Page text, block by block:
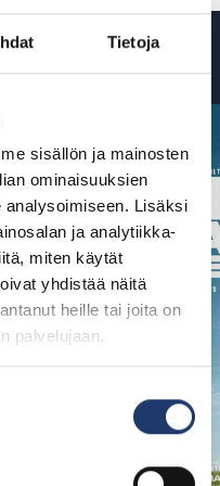
Tietoja
sisällön ja mainosten
ominaisuuksien
Lisäksi
ja analytiikka-
miten käytät
yhdistää näitä
heille tai joita on
palvelujaan.